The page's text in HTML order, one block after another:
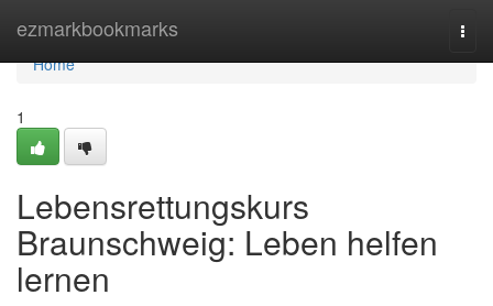
ezmarkbookmarks
Home
Home
1
Lebensrettungskurs
Braunschweig: Leben helfen
lernen